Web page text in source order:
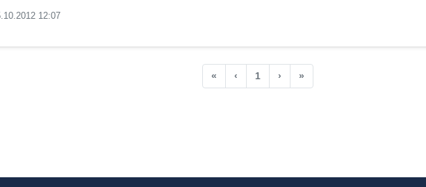
12:07
« ‹ 1 › »